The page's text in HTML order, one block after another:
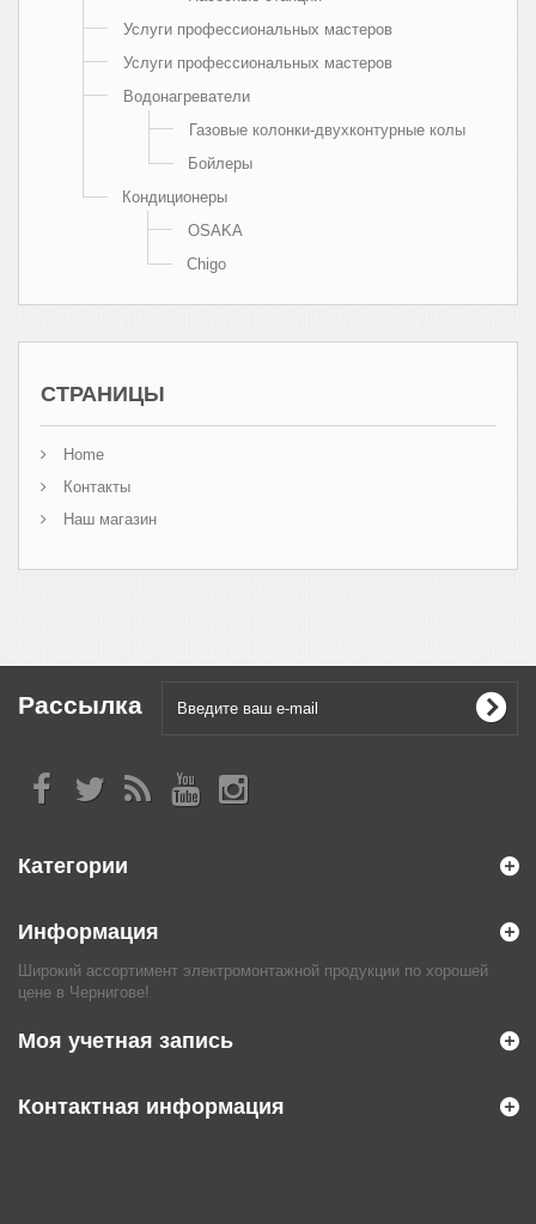
Услуги профессиональных мастеров
Услуги профессиональных мастеров
Водонагреватели
Газовые колонки-двухконтурные колы
Бойлеры
Кондиционеры
OSAKA
Chigo
СТРАНИЦЫ
Home
Контакты
Наш магазин
Рассылка
Категории
Информация
Широкий ассортимент электромонтажной продукции по хорошей
цене в Чернигове!
Моя учетная запись
Контактная информация